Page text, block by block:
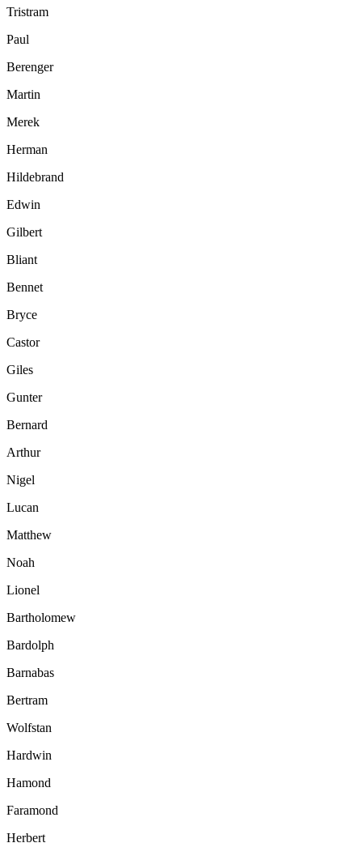
Tristram
Paul
Berenger
Martin
Merek
Herman
Hildebrand
Edwin
Gilbert
Bliant
Bennet
Bryce
Castor
Giles
Gunter
Bernard
Arthur
Nigel
Lucan
Matthew
Noah
Lionel
Bartholomew
Bardolph
Barnabas
Bertram
Wolfstan
Hardwin
Hamond
Faramond
Herbert